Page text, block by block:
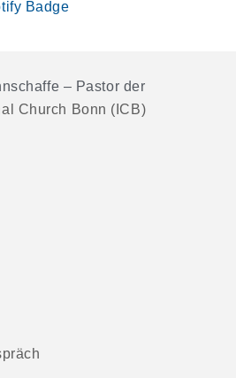
– Pastor der
Church Bonn (ICB)